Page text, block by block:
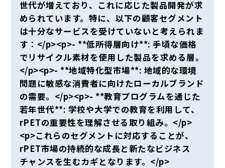
世代が増えており、これに応じた製品開発が求
められています。特に、以下の顧客セグメント
は十分なサービスを受けていないと考えられま
す：</p><p>- **低所得層向け**: 手頃な価格
でリサイクル素材を使用した製品を求める層。
</p><p>- **地域特化型市場**: 地域的な環境
問題に敏感な消費者に向けたローカルブランド
の需要。</p><p>- **教育プログラムを通じた
若年世代**: 学校や大学での教育を利用して、
rPETの重要性を理解させる取り組み。</p>
<p>これらのセグメントに対応することが、
rPET市場の持続的な成長と新たなビジネス
チャンスを生むカギとなります。</p>